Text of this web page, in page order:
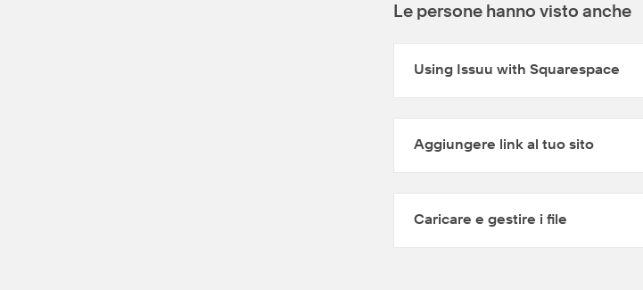
Le persone hanno visto anche
Using Issuu with Squarespace
Aggiungere link al tuo sito
Caricare e gestire i file